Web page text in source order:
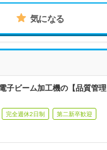
気になる
子ビーム加工機の【品質管
完全週休2日制 第二新卒歓迎